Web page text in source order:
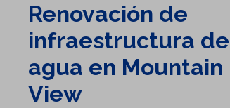
Renovación de
infraestructura de
agua en Mountain
View